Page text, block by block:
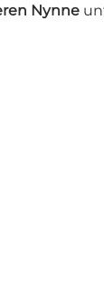
Nynne